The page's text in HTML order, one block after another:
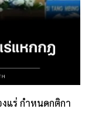
แร่ กำหนดกติกา